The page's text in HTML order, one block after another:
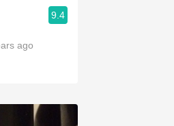
9.4
ago